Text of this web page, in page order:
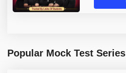
Popular Mock Test Series